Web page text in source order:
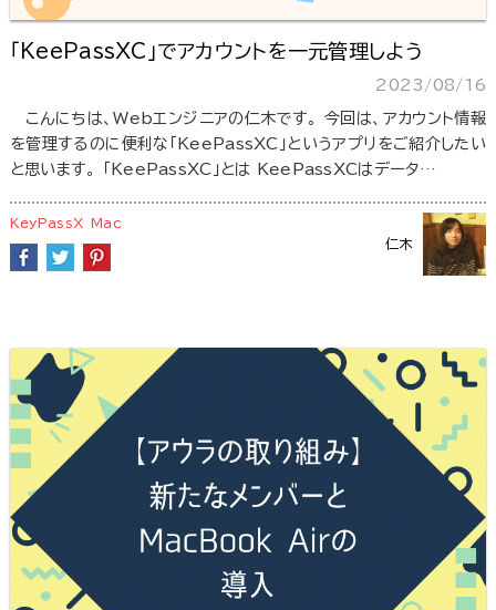
「KeePassXC」でアカウントを一元管理しよう
2023/08/16
こんにちは、Webエンジニアの仁木です。 今回は、アカウント情報
を管理するのに便利な「KeePassXC」というアプリをご紹介したい
と思います。 「KeePassXC」とは KeePassXCはデータ…
仁木
KeyPassX Mac